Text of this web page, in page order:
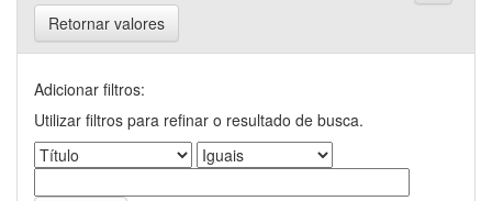
Retornar valores
Adicionar filtros:
Utilizar filtros para refinar o resultado de busca.